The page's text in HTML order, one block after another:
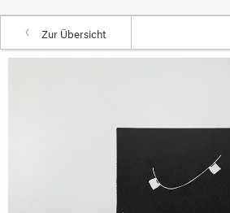
Zur Übersicht